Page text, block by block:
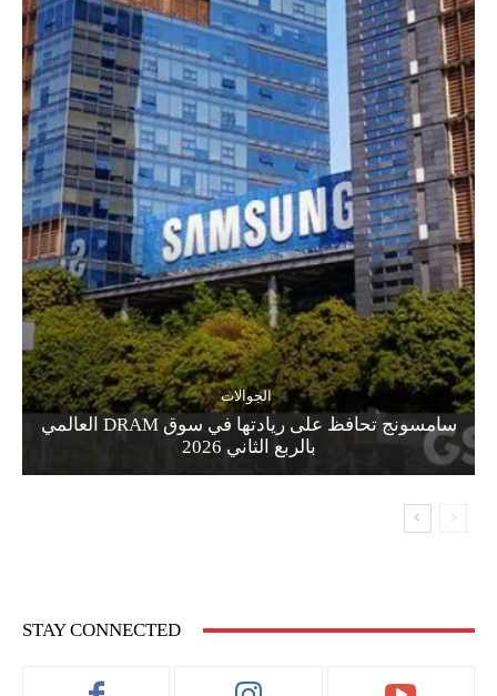
الجوالات
سامسونج تحافظ على ريادتها في سوق DRAM العالمي
بالربع الثاني 2026
STAY CONNECTED